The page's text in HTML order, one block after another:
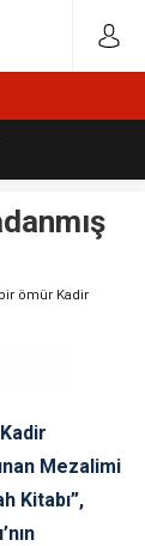
hizmetleri
ömür Kadir
Mezalimi
Kitabı”,